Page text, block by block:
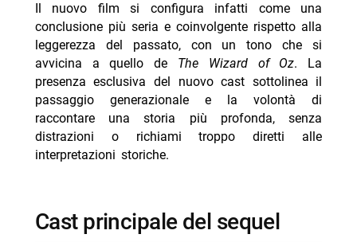
Il nuovo film si configura infatti come una
conclusione più seria e coinvolgente rispetto alla
leggerezza del passato, con un tono che si
avvicina a quello de The Wizard of Oz. La
presenza esclusiva del nuovo cast sottolinea il
passaggio generazionale e la volontà di
raccontare una storia più profonda, senza
distrazioni o richiami troppo diretti alle
interpretazioni storiche.
cast principale del sequel